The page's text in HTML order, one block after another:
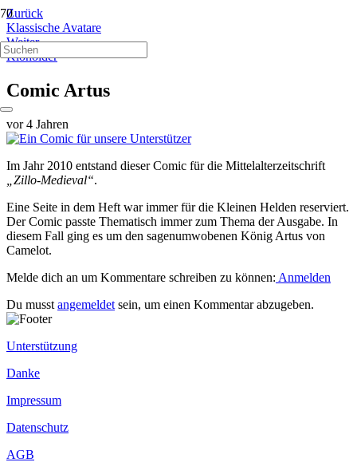
Zurück
Klassische Avatare
Weiter
Kloholder
Comic Artus
vor 4 Jahren
Im Jahr 2010 entstand dieser Comic für die Mittelalterzeitschrift
„Zillo-Medieval“.
Eine Seite in dem Heft war immer für die Kleinen Helden reserviert.
Der Comic passte Thematisch immer zum Thema der Ausgabe. In
diesem Fall ging es um den sagenumwobenen König Artus von
Camelot.
Melde dich an um Kommentare schreiben zu können: Anmelden
Du musst angemeldet sein, um einen Kommentar abzugeben.
Unterstützung
Danke
Impressum
Datenschutz
AGB